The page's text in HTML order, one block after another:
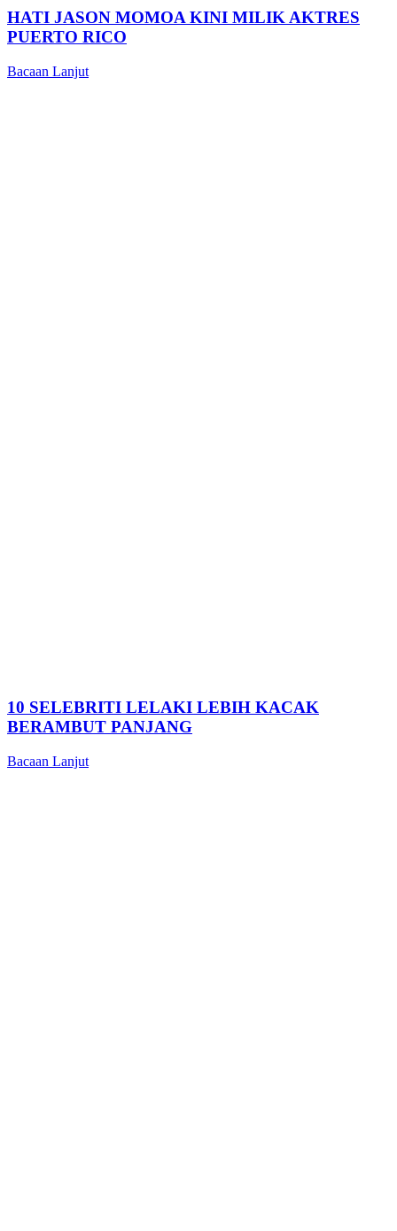
HATI JASON MOMOA KINI MILIK AKTRES
PUERTO RICO
Bacaan Lanjut
10 SELEBRITI LELAKI LEBIH KACAK
BERAMBUT PANJANG
Bacaan Lanjut